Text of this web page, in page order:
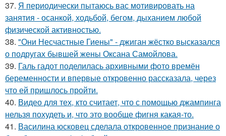
37. Я периодически пытаюсь вас мотивировать на
занятия - осанкой, ходьбой, бегом, дыханием любой
физической активностью.
38. "Они Несчастные Гиены" - джиган жёстко высказался
о подругах бывшей жены Оксана Самойлова.
39. Галь гадот поделилась архивными фото времён
беременности и впервые откровенно рассказала, через
что ей пришлось пройти.
40. Видео для тех, кто считает, что с помощью джампинга
нельзя похудеть и, что это вообще фигня какая-то.
41. Василина юсковец сделала откровенное признание о